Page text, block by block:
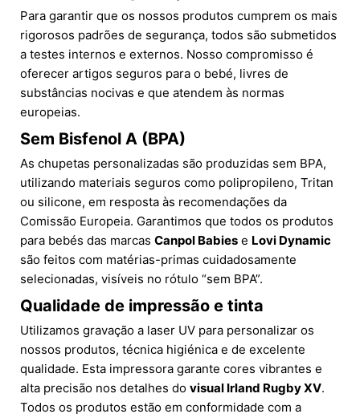
Para garantir que os nossos produtos cumprem os mais
rigorosos padrões de segurança, todos são submetidos
a testes internos e externos. Nosso compromisso é
oferecer artigos seguros para o bebé, livres de
substâncias nocivas e que atendem às normas
europeias.
Sem Bisfenol A (BPA)
As chupetas personalizadas são produzidas sem BPA,
utilizando materiais seguros como polipropileno, Tritan
ou silicone, em resposta às recomendações da
Comissão Europeia. Garantimos que todos os produtos
para bebés das marcas Canpol Babies e Lovi Dynamic
são feitos com matérias-primas cuidadosamente
selecionadas, visíveis no rótulo “sem BPA”.
Qualidade de impressão e tinta
Utilizamos gravação a laser UV para personalizar os
nossos produtos, técnica higiénica e de excelente
qualidade. Esta impressora garante cores vibrantes e
alta precisão nos detalhes do visual Irland Rugby XV.
Todos os produtos estão em conformidade com a